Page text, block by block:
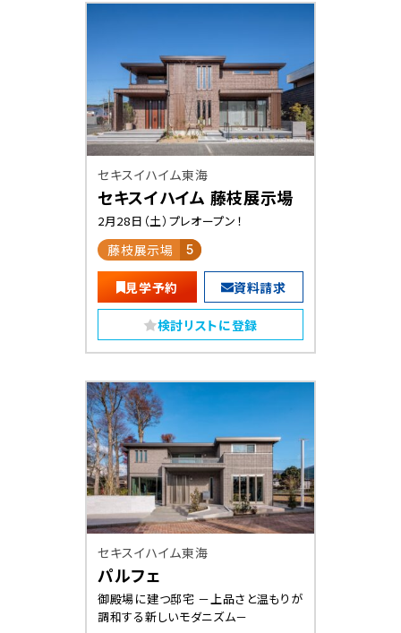
セキスイハイム東海
セキスイハイム 藤枝展示場
2月28日（土）プレオープン！
藤枝展示場 5
見学予約 資料請求
検討リストに登録
セキスイハイム東海
パルフェ
御殿場に建つ邸宅 －上品さと温もりが
調和する新しいモダニズム－